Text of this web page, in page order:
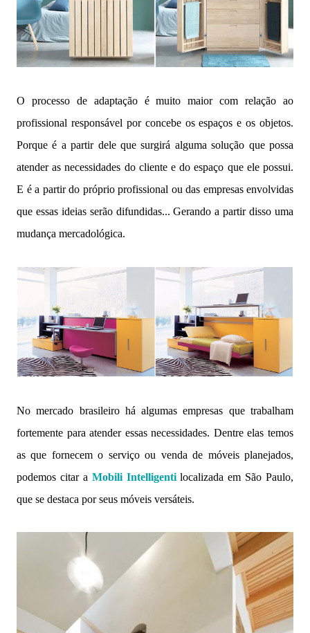
O processo de adaptação é muito maior com relação ao
profissional responsável por concebe os espaços e os objetos.
Porque é a partir dele que surgirá alguma solução que possa
atender as necessidades do cliente e do espaço que ele possui.
E é a partir do próprio profissional ou das empresas envolvidas
que essas ideias serão difundidas... Gerando a partir disso uma
mudança mercadológica.
No mercado brasileiro há algumas empresas que trabalham
fortemente para atender essas necessidades. Dentre elas temos
as que fornecem o serviço ou venda de móveis planejados,
podemos citar a Mobili Intelligentilocalizada em São Paulo,
que se destaca por seus móveis versáteis.